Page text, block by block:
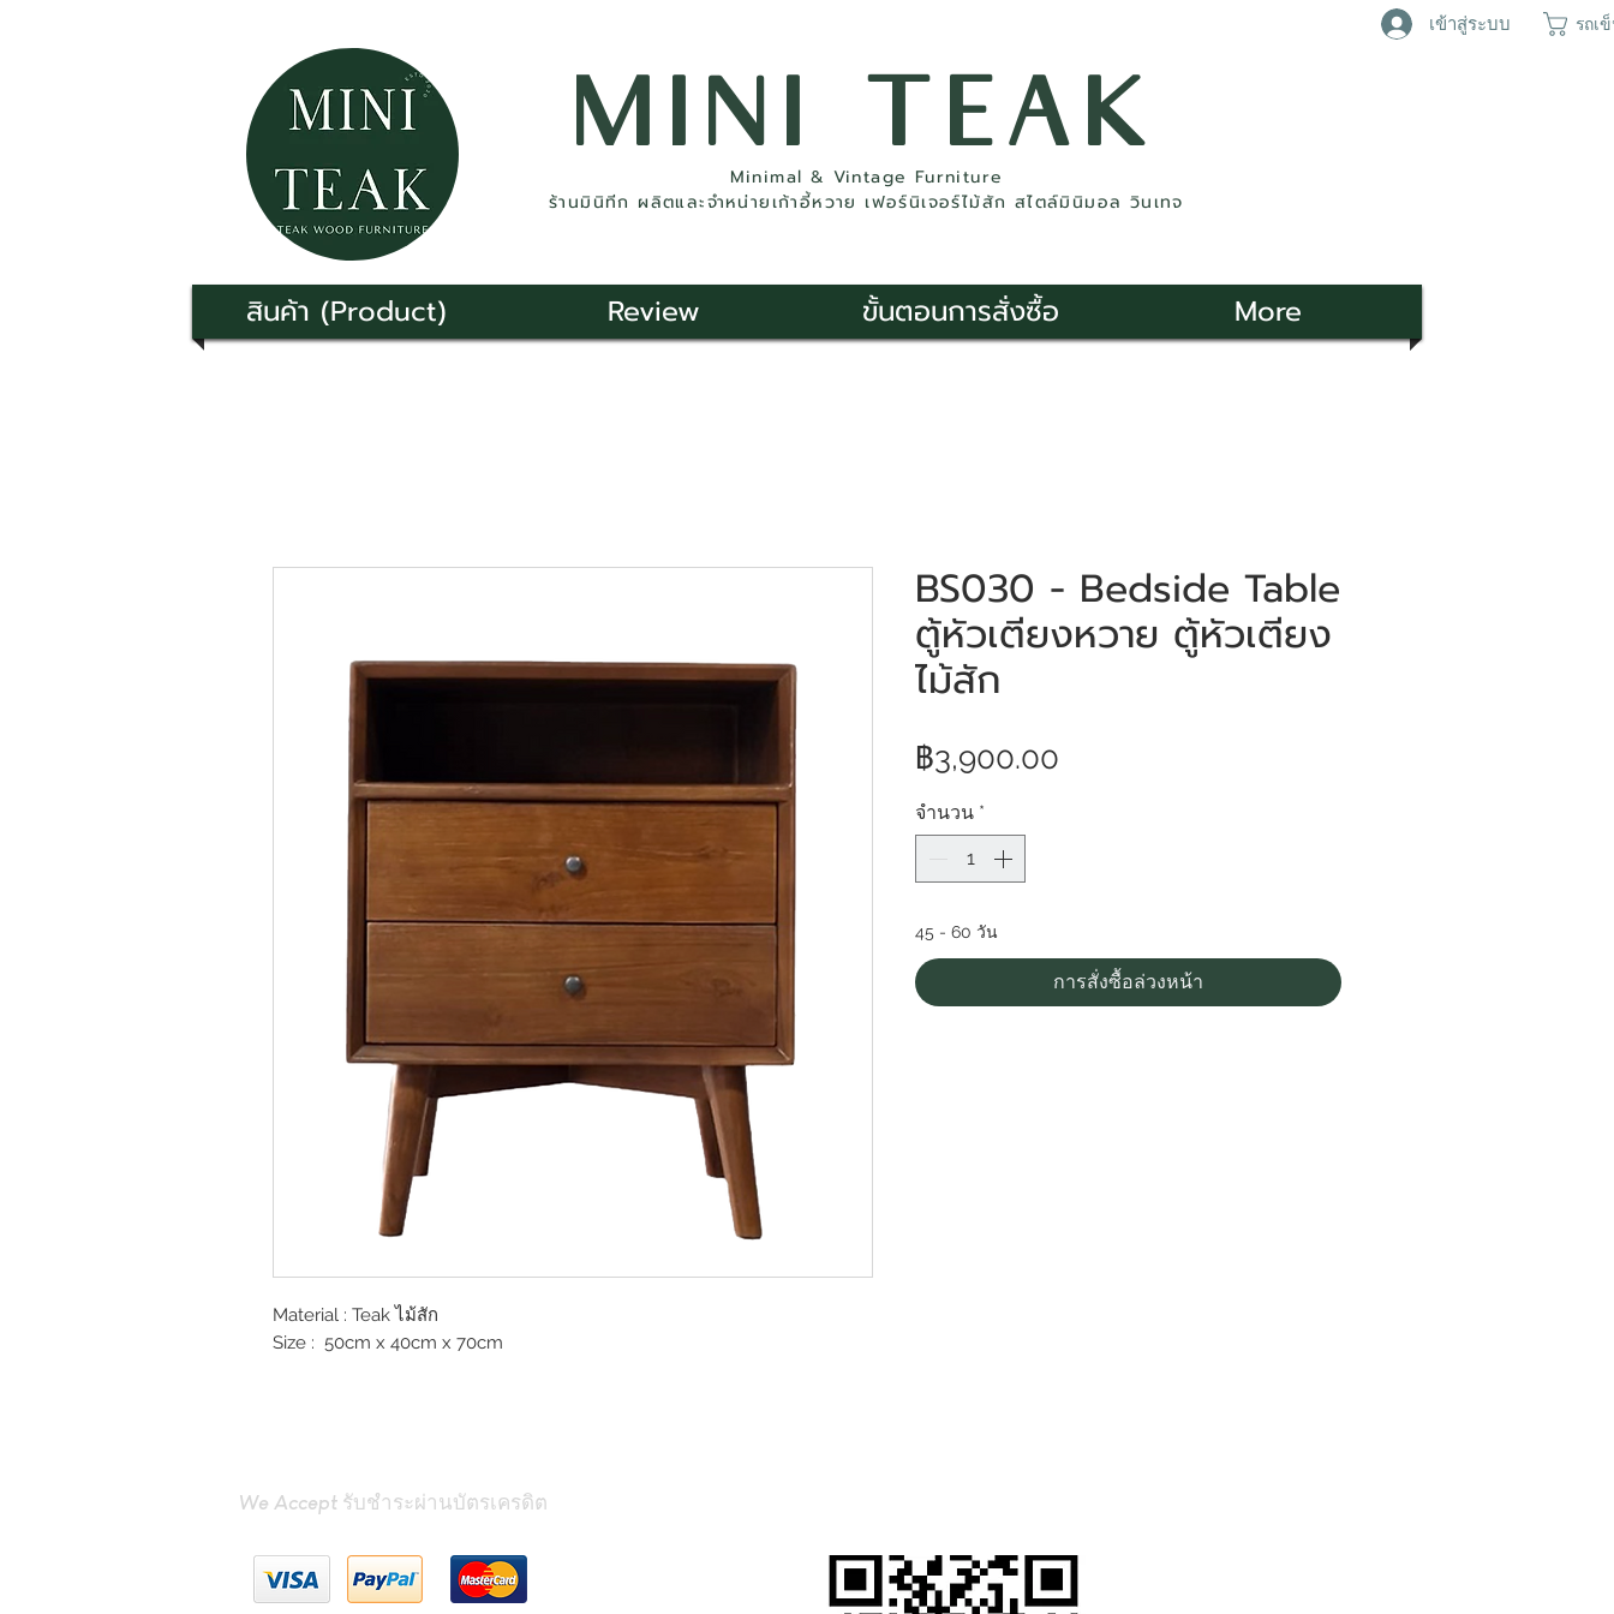
เข้าสู่ระบบ รถเ
MINI TEAK
Minimal & Vintage Furniture
ร้านมินิทีก ผลิตและจำหน่ายเก้าอี้หวาย เฟอร์นิเจอร์ไม้สัก สไตล์มินิมอล วินเทจ
สินค้า (Product) Review ขั้นตอนการสั่งซื้อ More
Material : Teak ไม้สัก
Size : 50cm x 40cm x 70cm
BS030 - Bedside Table
ตู้หัวเตียงหวาย ตู้หัวเตียง
ไม้สัก
฿3,900.00
จำนวน *
45 - 60 วัน
การสั่งซื้อล่วงหน้า
We Accept รับชำระผ่านบัตรเครดิต